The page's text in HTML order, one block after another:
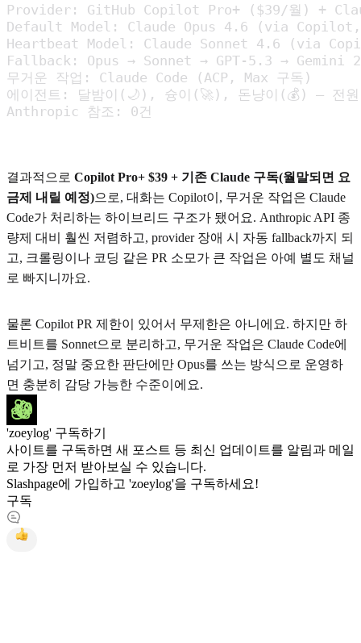
Provider: GitHub Copilot Pro+ ($39/월) +
Default Model: Claude Opus 4.6 (via
Heartbeat Model: Claude Sonnet 4.6 (via
Fallback: Opus → Sonnet → GPT-5.3 → Gemini
무거운 작업: Claude Code (ACP, Max 구독)
에이전트: 달밤이(🌙), 슝이(🚀), 돈냥이(💰) — 전
Anthropic 참조: 0건
결과적으로 Copilot Pro+ $39 + 기존 Claude 구독(월말되면 요
금제 내릴 예정)으로, 대화는 Copilot이, 무거운 작업은 Claude
Code가 처리하는 하이브리드 구조가 됐어요. Anthropic API 종
량제 대비 훨씬 저렴하고, provider 장애 시 자동 fallback까지 되
고, 크롤링이나 코딩 같은 PR 소모가 큰 작업은 아예 별도 채널
로 빠지니까요.
물론 Copilot PR 제한이 있어서 무제한은 아니에요. 하지만 하
트비트를 Sonnet으로 분리하고, 무거운 작업은 Claude Code에
넘기고, 정말 중요한 판단에만 Opus를 쓰는 방식으로 운영하
면 충분히 감당 가능한 수준이에요.
'zoeylog' 구독하기
사이트를 구독하면 새 포스트 등 최신 업데이트를 알림과 메일
로 가장 먼저 받아보실 수 있습니다.
Slashpage에 가입하고 'zoeylog'을 구독하세요!
구독